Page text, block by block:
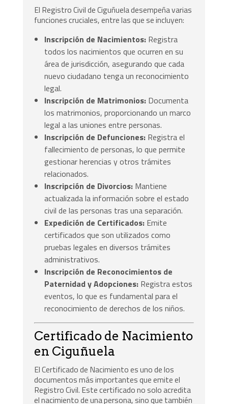
El Registro Civil de Ciguñuela desempeña varias
funciones cruciales, entre las que se incluyen:
Inscripción de Nacimientos: Registra
todos los nacimientos que ocurren en su
área de jurisdicción, asegurando que cada
nuevo ciudadano tenga un reconocimiento
legal.
Inscripción de Matrimonios: Documenta
los matrimonios, proporcionando un marco
legal a las uniones entre personas.
Inscripción de Defunciones: Registra el
fallecimiento de personas, lo que permite
gestionar herencias y otros trámites
relacionados.
Inscripción de Divorcios: Mantiene
actualizada la información sobre el estado
civil de las personas tras una separación.
Expedición de Certificados: Emite
certificados que son utilizados como
pruebas legales en diversos trámites
administrativos.
Inscripción de Reconocimientos de
Paternidad y Adopciones: Registra estos
eventos, lo que es fundamental para el
reconocimiento de derechos de los niños.
Certificado de Nacimiento
en Ciguñuela
El Certificado de Nacimiento es uno de los
documentos más importantes que emite el
Registro Civil. Este certificado no solo acredita
el nacimiento de una persona, sino que también